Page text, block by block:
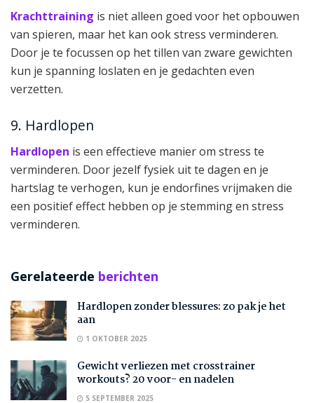
Krachttraining is niet alleen goed voor het opbouwen
van spieren, maar het kan ook stress verminderen.
Door je te focussen op het tillen van zware gewichten
kun je spanning loslaten en je gedachten even
verzetten.
9. Hardlopen
Hardlopen is een effectieve manier om stress te
verminderen. Door jezelf fysiek uit te dagen en je
hartslag te verhogen, kun je endorfines vrijmaken die
een positief effect hebben op je stemming en stress
verminderen.
Gerelateerde berichten
Hardlopen zonder blessures: zo pak je het
aan
1 OKTOBER 2025
Gewicht verliezen met crosstrainer
workouts? 20 voor- en nadelen
5 SEPTEMBER 2025